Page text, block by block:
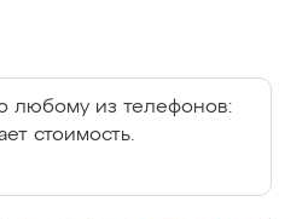
любому из телефонов:
стоимость.